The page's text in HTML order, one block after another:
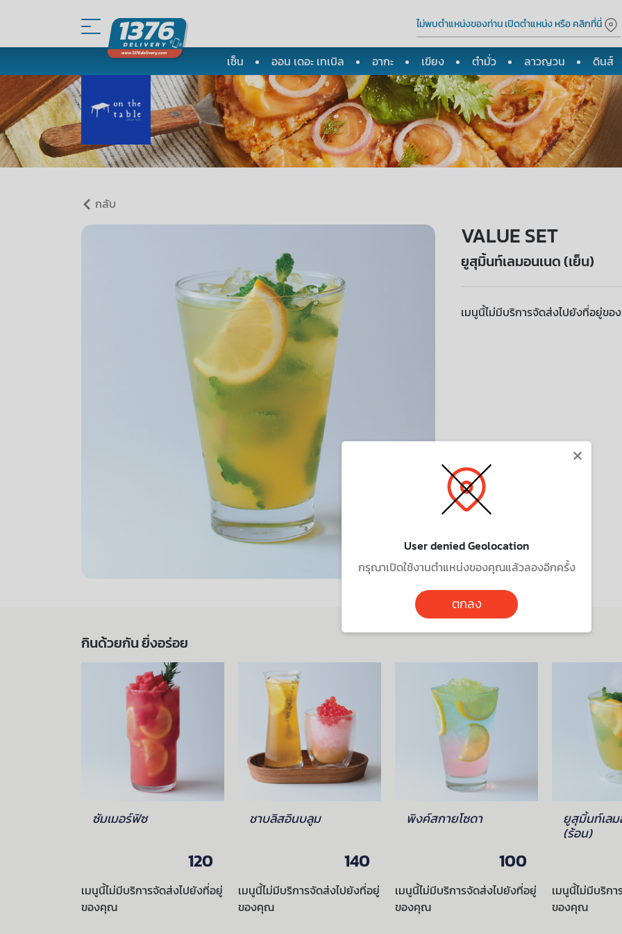
ไม่พบตำแหน่งของท่าน เปิดตำแหน่ง หรือ คลิกที่นี่
เซ็น ออน เดอะ เทเบิล อากะ เขียง ตำมั่ว ลาวญวน ดินส์
กลับ
VALUE SET
ยูสุมิ้นท์เลมอนเนด (เย็น)
เมนูนี้ไม่มีบริการจัดส่งไปยังที่อยู่ข
กินด้วยกัน ยิ่งอร่อย
ซัมเมอร์ฟิซ
120
เมนูนี้ไม่มีบริการจัดส่งไปยังที่อยู่
ของคุณ
ชาบลิสอินบลูม
140
เมนูนี้ไม่มีบริการจัดส่งไปยังที่อยู่
ของคุณ
พิงค์สกายโซดา
100
เมนูนี้ไม่มีบริการจัดส่งไปยังที่อยู่
ของคุณ
ยูสุมิ้นท์เล
(ร้อน)
เมนูนี้ไม่มีบริก
ของคุณ
×
User denied Geolocation
กรุณาเปิดใช้งานตำแหน่งของคุณแล้วลองอีกครั้ง
ตกลง